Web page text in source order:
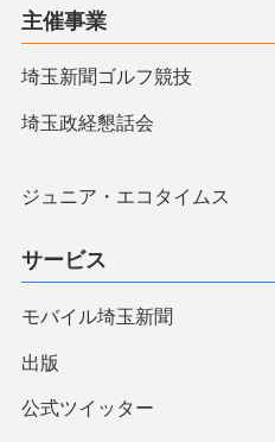
主催事業
埼玉新聞ゴルフ競技
埼玉政経懇話会
ジュニア・エコタイムス
サービス
モバイル埼玉新聞
出版
公式ツイッター